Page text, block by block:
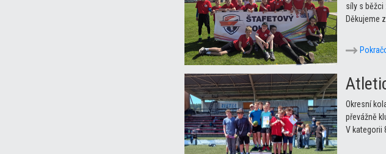
síly s běžci
Děkujeme
Okresní
převážně
V kategorii